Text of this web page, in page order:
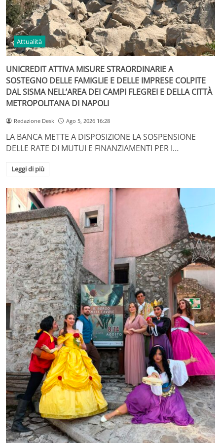
Attualità
UNICREDIT ATTIVA MISURE STRAORDINARIE A
SOSTEGNO DELLE FAMIGLIE E DELLE IMPRESE COLPITE
DAL SISMA NELL’AREA DEI CAMPI FLEGREI E DELLA CITTÀ
METROPOLITANA DI NAPOLI
Redazione Desk Ago 5, 2026 16:28
LA BANCA METTE A DISPOSIZIONE LA SOSPENSIONE
DELLE RATE DI MUTUI E FINANZIAMENTI PER I…
Leggi di più